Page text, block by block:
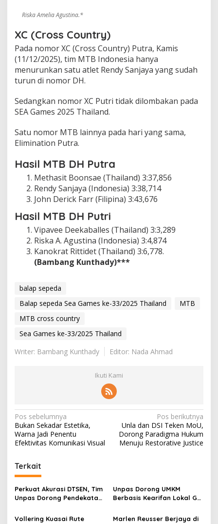
Riska Amelia Agustina.*
XC (Cross Country)
Pada nomor XC (Cross Country) Putra, Kamis
(11/12/2025), tim MTB Indonesia hanya
menurunkan satu atlet Rendy Sanjaya yang sudah
turun di nomor DH.
Sedangkan nomor XC Putri tidak dilombakan pada
SEA Games 2025 Thailand.
Satu nomor MTB lainnya pada hari yang sama,
Elimination Putra.
Hasil MTB DH Putra
Methasit Boonsae (Thailand) 3:37,856
Rendy Sanjaya (Indonesia) 3:38,714
John Derick Farr (Filipina) 3:43,676
Hasil MTB DH Putri
Vipavee Deekaballes (Thailand) 3:3,289
Riska A. Agustina (Indonesia) 3:4,874
Kanokrat Rittidet (Thailand) 3:6,778.
(Bambang Kunthady)***
balap sepeda
Balap sepeda Sea Games ke-33/2025 Thailand
MTB
MTB cross country
Sea Games ke-33/2025 Thailand
Writer: Bambang Kunthady
Editor: Nada Ahmad
Ikuti Kami
N
a
v
i
g
a
s
i
Pos sebelumnya
Bukan Sekadar Estetika,
Warna Jadi Penentu
Efektivitas Komunikasi Visual
Pos berikutnya
Unla dan DSI Teken MoU,
Dorong Paradigma Hukum
Menuju Restorative Justice
Terkait
Perkuat Akurasi DTSEN, Tim
Unpas Dorong Pendekatan
Data Sosial
Unpas Dorong UMKM
Berbasis Kearifan Lokal Go
Ekonomi Desa
Vollering Kuasai Rute
Marlen Reusser Berjaya di